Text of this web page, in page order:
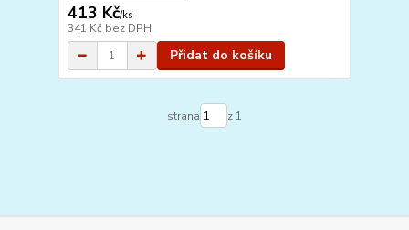
413 Kč/ks
341 Kč bez DPH
Přidat do košíku
strana z 1